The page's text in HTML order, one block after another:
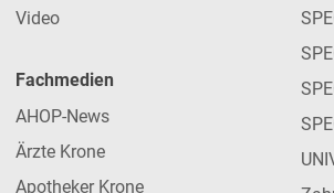
Video
Fachmedien
AHOP-News
Ärzte Krone
Apotheker Krone